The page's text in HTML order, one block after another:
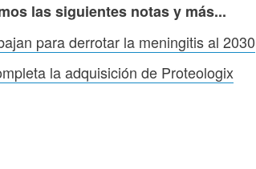
las siguientes notas y más...
para derrotar la meningitis al 2030
la adquisición de Proteologix